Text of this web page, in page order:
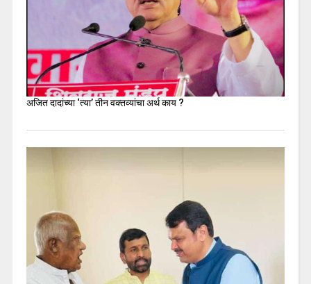
अजित दादांच्या ‘त्या’ तीन वक्तव्यांचा अर्थ काय ?